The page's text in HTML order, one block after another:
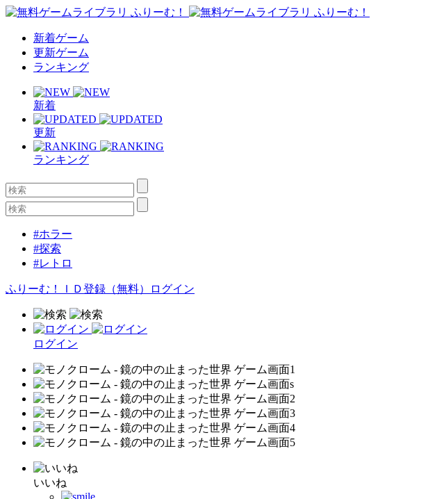
新着ゲーム
更新ゲーム
ランキング
新着
更新
ランキング
#ホラー
#探索
#レトロ
ふりーむ！ＩＤ登録（無料） ログイン
ログイン
いいね